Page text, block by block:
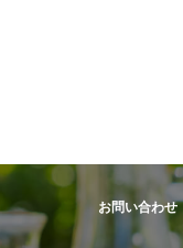
お問い合わせ